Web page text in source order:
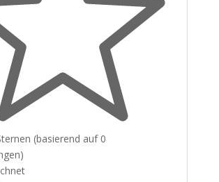
(basierend auf 0